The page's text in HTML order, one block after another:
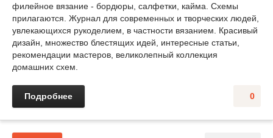
филейное вязание - бордюры, салфетки, кайма. Схемы
прилагаются. Журнал для современных и творческих людей,
увлекающихся рукоделием, в частности вязанием. Красивый
дизайн, множество блестящих идей, интересные статьи,
рекомендации мастеров, великолепный коллекция
домашних схем.
0
Подробнее